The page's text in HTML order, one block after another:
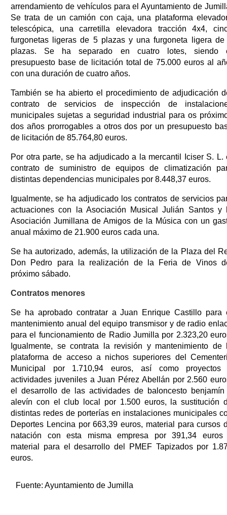
arrendamiento de vehículos para el Ayuntamiento de
Se trata de un camión con caja, una plataforma
telescópica, una carretilla elevadora tracción 4x4,
furgonetas ligeras de 5 plazas y una furgoneta ligera de
plazas. Se ha separado en cuatro lotes, siendo
presupuesto base de licitación total de 75.000 euros al
con una duración de cuatro años.
También se ha abierto el procedimiento de adjudicación
contrato de servicios de inspección de
municipales sujetas a seguridad industrial para os
dos años prorrogables a otros dos por un presupuesto
de licitación de 85.764,80 euros.
Por otra parte, se ha adjudicado a la mercantil Iciser S. L.
contrato de suministro de equipos de climatización
distintas dependencias municipales por 8.448,37 euros.
Igualmente, se ha adjudicado los contratos de servicios
actuaciones con la Asociación Musical Julián Santos y
Asociación Jumillana de Amigos de la Música con un
anual máximo de 21.900 euros cada una.
Se ha autorizado, además, la utilización de la Plaza del
Don Pedro para la realización de la Feria de Vinos
próximo sábado.
Contratos menores
Se ha aprobado contratar a Juan Enrique Castillo para
mantenimiento anual del equipo transmisor y de radio
para el funcionamiento de Radio Jumilla por 2.323,20
Igualmente, se contrata la revisión y mantenimiento de
plataforma de acceso a nichos superiores del
Municipal por 1.710,94 euros, así como proyectos
actividades juveniles a Juan Pérez Abellán por 2.560
el desarrollo de las actividades de baloncesto
alevín con el club local por 1.500 euros, la sustitución
distintas redes de porterías en instalaciones municipales
Deportes Lencina por 663,39 euros, material para cursos
natación con esta misma empresa por 391,34 euros
material para el desarrollo del PMEF Tapizados por
euros.
Fuente: Ayuntamiento de Jumilla